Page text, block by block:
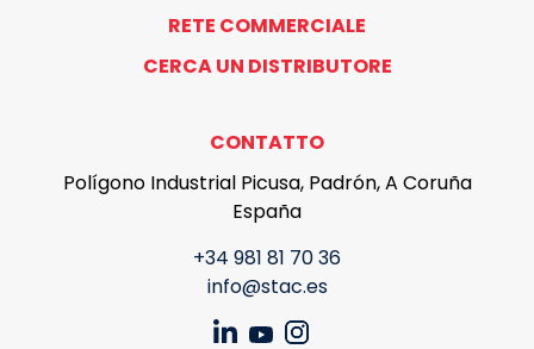
RETE COMMERCIALE
CERCA UN DISTRIBUTORE
CONTATTO
Polígono Industrial Picusa, Padrón, A Coruña
España
+34 981 81 70 36
info@stac.es